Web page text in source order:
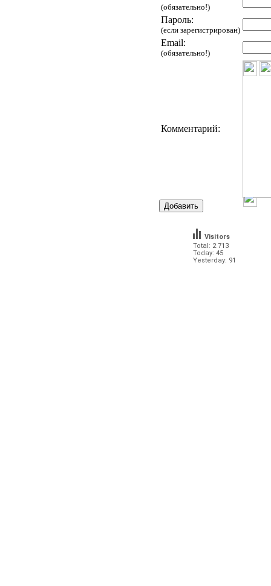
(обязательно!)
Пароль:
(если зарегистрирован)
Email:
(обязательно!)
Комментарий:
Total: 2 713
Today: 45
Yesterday: 91
Visitors